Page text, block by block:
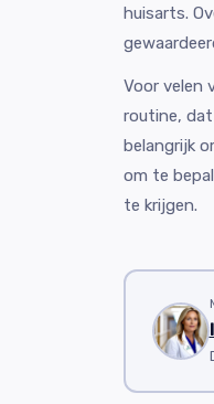
huisarts.
Voor velen
routine,
belangrijk
om te
te krijgen.